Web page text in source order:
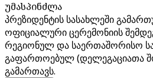
უმასპინძლა
პრეზიდენტის სასახლეში
ოფიციალური ცერემონიის
რეგიონულ და საერთაშორისო
გაფართოებულ (დელეგაციათა
გამართავს.